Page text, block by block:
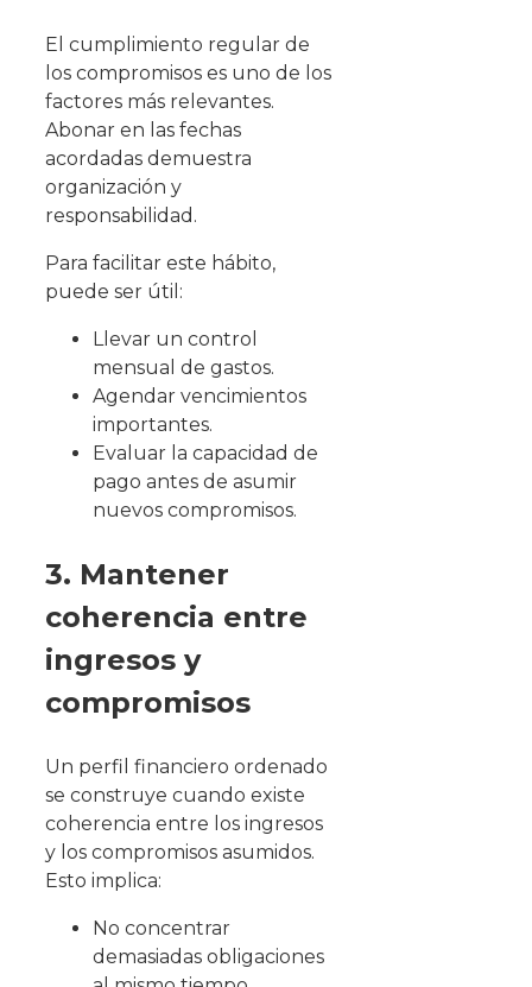
El cumplimiento regular de
los compromisos es uno de los
factores más relevantes.
Abonar en las fechas
acordadas demuestra
organización y
responsabilidad.
Para facilitar este hábito,
puede ser útil:
Llevar un control
mensual de gastos.
Agendar vencimientos
importantes.
Evaluar la capacidad de
pago antes de asumir
nuevos compromisos.
3. Mantener
coherencia entre
ingresos y
compromisos
Un perfil financiero ordenado
se construye cuando existe
coherencia entre los ingresos
y los compromisos asumidos.
Esto implica:
No concentrar
demasiadas obligaciones